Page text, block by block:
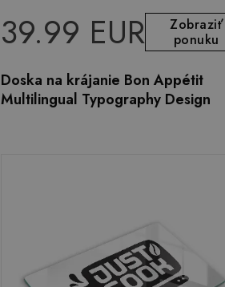
39.99 EUR
Zobraziť
ponuku
Doska na krájanie Bon Appétit
Multilingual Typography Design